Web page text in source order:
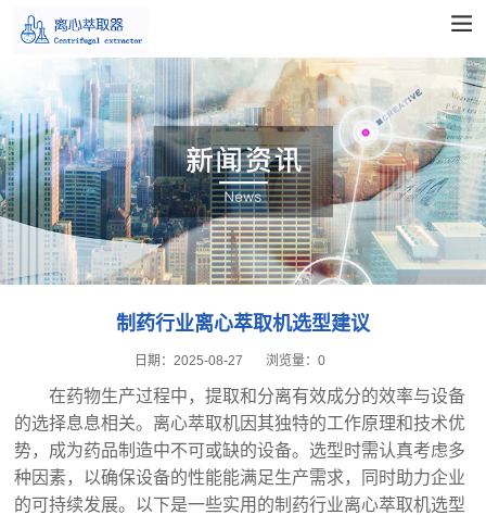
制药行业离心萃取机选型建议
2025-08-27
日期： 浏览量：0
在药物生产过程中，提取和分离有效成分的效率与设备
的选择息息相关。离心萃取机因其独特的工作原理和技术优
势，成为药品制造中不可或缺的设备。选型时需认真考虑多
种因素，以确保设备的性能能满足生产需求，同时助力企业
的可持续发展。以下是一些实用的制药行业离心萃取机选型